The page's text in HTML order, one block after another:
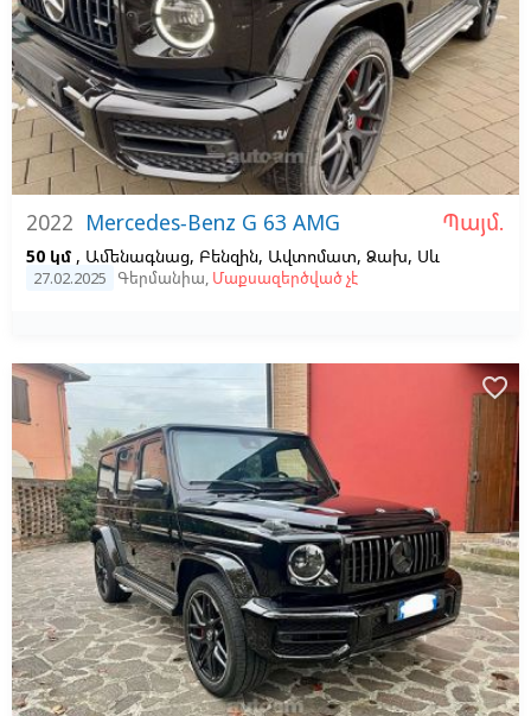
2022 Mercedes-Benz G 63 AMG Պայմ.
50 կմ , Ամենագնաց, Բենզին, Ավտոմատ, Ձախ, Սև
27.02.2025 Գերմանիա, Մաքսազերծված չէ
favorite_border